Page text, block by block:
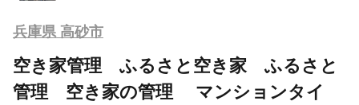
兵庫県 高砂市
空き家管理 ふるさと空き家 ふるさと
管理 空き家の管理 マンションタイ